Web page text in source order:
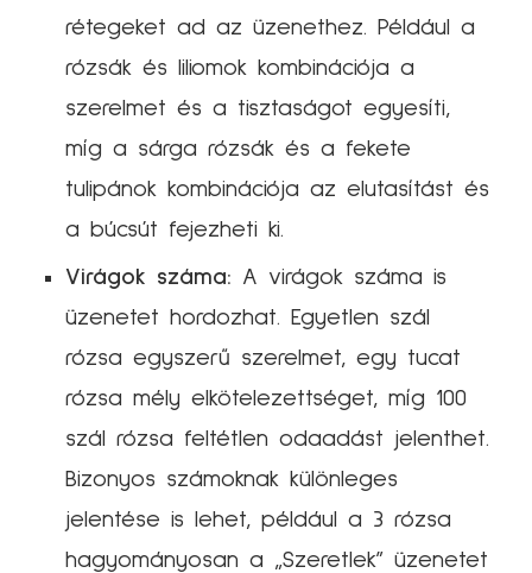
rétegeket ad az üzenethez. Például a
rózsák és liliomok kombinációja a
szerelmet és a tisztaságot egyesíti,
míg a sárga rózsák és a fekete
tulipánok kombinációja az elutasítást és
a búcsút fejezheti ki.
Virágok száma: A virágok száma is
üzenetet hordozhat. Egyetlen szál
rózsa egyszerű szerelmet, egy tucat
rózsa mély elkötelezettséget, míg 100
szál rózsa feltétlen odaadást jelenthet.
Bizonyos számoknak különleges
jelentése is lehet, például a 3 rózsa
hagyományosan a „Szeretlek” üzenetet